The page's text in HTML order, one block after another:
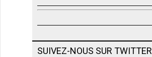
SUIVEZ-NOUS SUR TWITTER